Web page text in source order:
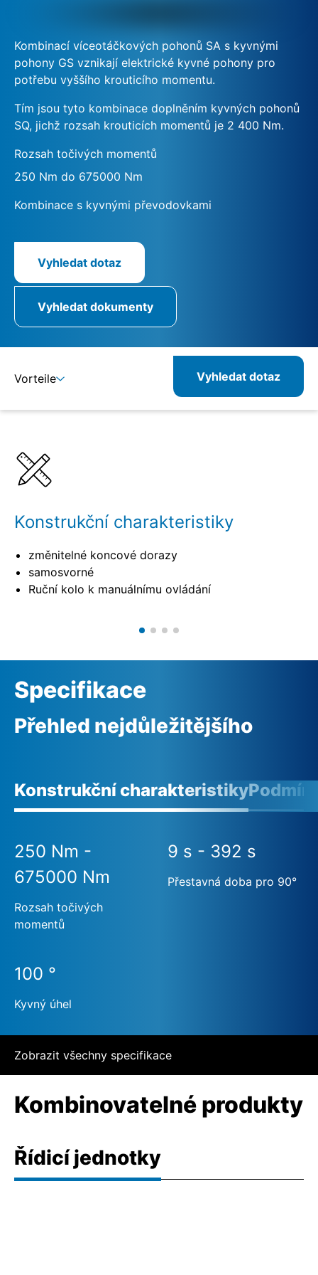
Kombinací víceotáčkových pohonů SA s kyvnými
pohony GS vznikají elektrické kyvné pohony pro
potřebu vyššího krouticího momentu.
Tím jsou tyto kombinace doplněním kyvných pohonů
SQ, jichž rozsah krouticích momentů je 2 400 Nm.
Rozsah točivých momentů
250 Nm do 675000 Nm
Kombinace s kyvnými převodovkami
Vyhledat dotaz
Vyhledat dokumenty
Vorteile
Kombinovatelné produkty
Související produkty
Vyhledat dotaz
Konstrukční charakteristiky
změnitelné koncové dorazy
samosvorné
Ruční kolo k manuálnímu ovládání
Specifikace
Přehled nejdůležitějšího
Konstrukční charakteristiky
250 Nm -
675000 Nm
Rozsah točivých
momentů
9 s - 392 s
Přestavná doba pro 90°
100 °
Kyvný úhel
Zobrazit všechny specifikace
Kombinovatelné produkty
Řídicí jednotky